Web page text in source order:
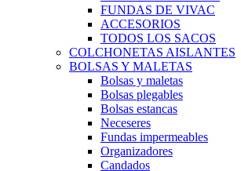
FUNDAS DE VIVAC
ACCESORIOS
TODOS LOS SACOS
COLCHONETAS AISLANTES
BOLSAS Y MALETAS
Bolsas y maletas
Bolsas plegables
Bolsas estancas
Neceseres
Fundas impermeables
Organizadores
Candados